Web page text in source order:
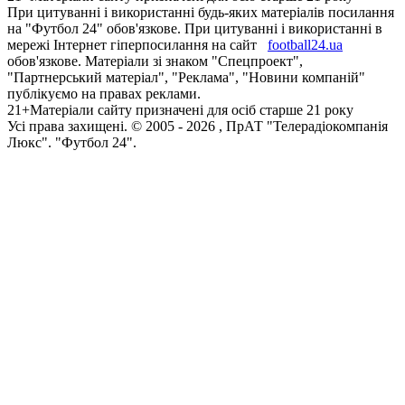
При цитуванні і використанні будь-яких матеріалів посилання
на "Футбол 24" обов'язкове. При цитуванні і використанні в
мережі Інтернет гіперпосилання на сайт
football24.ua
обов'язкове. Матеріали зі знаком "Спецпроект",
"Партнерський матеріал", "Реклама", "Новини компаній"
публікуємо на правах реклами.
21+Матеріали сайту призначені для осіб старше 21 року
Усi права захищенi. © 2005 - 2026 , ПрАТ "Телерадіокомпанія
Люкс". "Футбол 24".